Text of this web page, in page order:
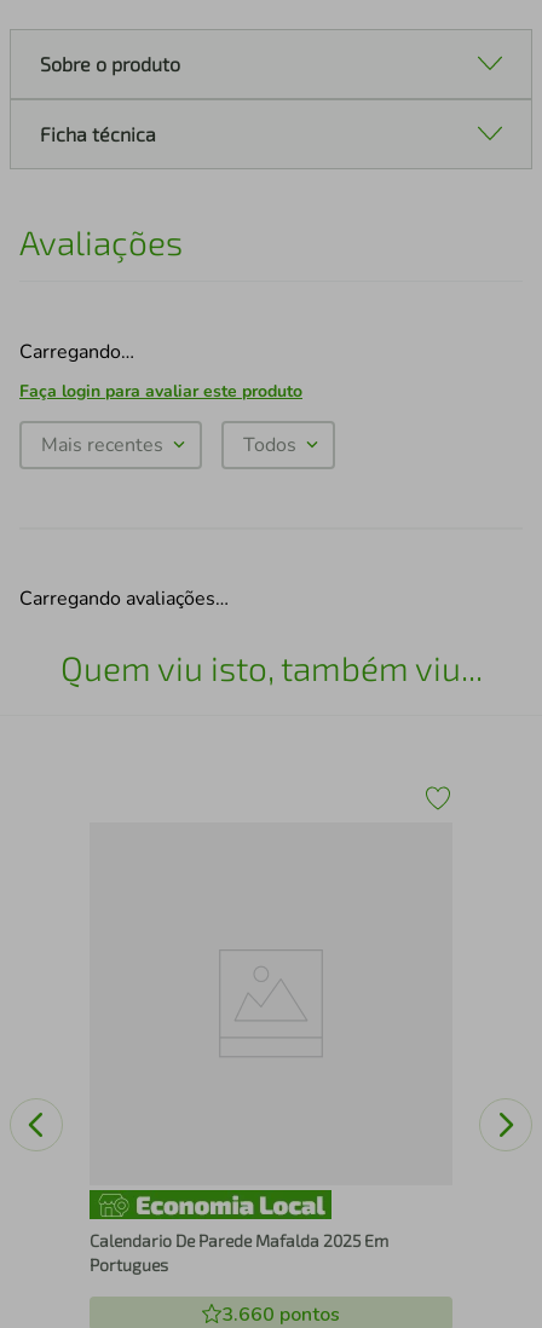
Sobre o produto
Ficha técnica
Avaliações
Carregando…
Faça login para avaliar este produto
Mais recentes Todos
Carregando avaliações…
Quem viu isto, também viu...
Calendario De Parede Mafalda 2025 Em
Portugues
3.660 pontos